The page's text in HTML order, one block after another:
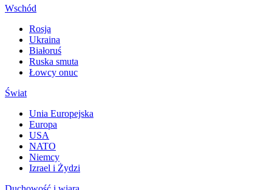
Wschód
Rosja
Ukraina
Białoruś
Ruska smuta
Łowcy onuc
Świat
Unia Europejska
Europa
USA
NATO
Niemcy
Izrael i Żydzi